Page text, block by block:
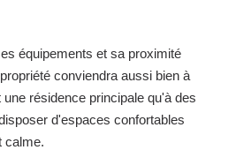
équipements et sa proximité
conviendra aussi bien à
résidence principale qu'à des
d'espaces confortables
calme.